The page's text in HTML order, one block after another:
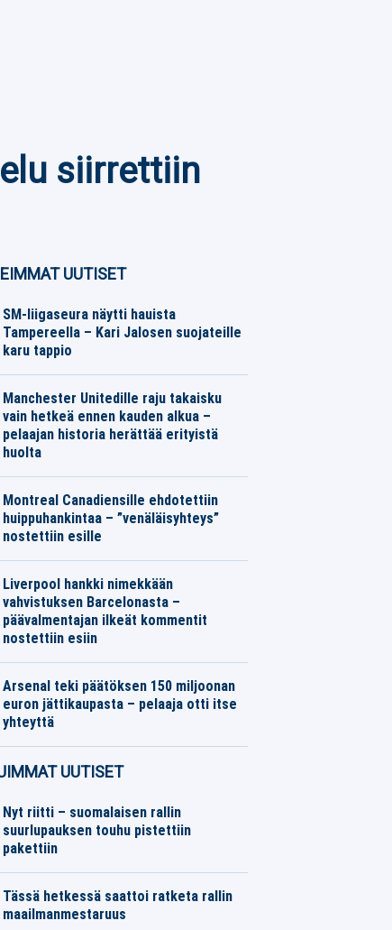
siirrettiin
UUTISET
SM-liigaseura näytti hauista
Tampereella – Kari Jalosen suojateille
karu tappio
Manchester Unitedille raju takaisku
vain hetkeä ennen kauden alkua –
pelaajan historia herättää erityistä
huolta
Montreal Canadiensille ehdotettiin
huippuhankintaa – ”venäläisyhteys”
nostettiin esille
Liverpool hankki nimekkään
vahvistuksen Barcelonasta –
päävalmentajan ilkeät kommentit
nostettiin esiin
Arsenal teki päätöksen 150 miljoonan
euron jättikaupasta – pelaaja otti itse
yhteyttä
UUTISET
Nyt riitti – suomalaisen rallin
suurlupauksen touhu pistettiin
pakettiin
Tässä hetkessä saattoi ratketa rallin
maailmanmestaruus